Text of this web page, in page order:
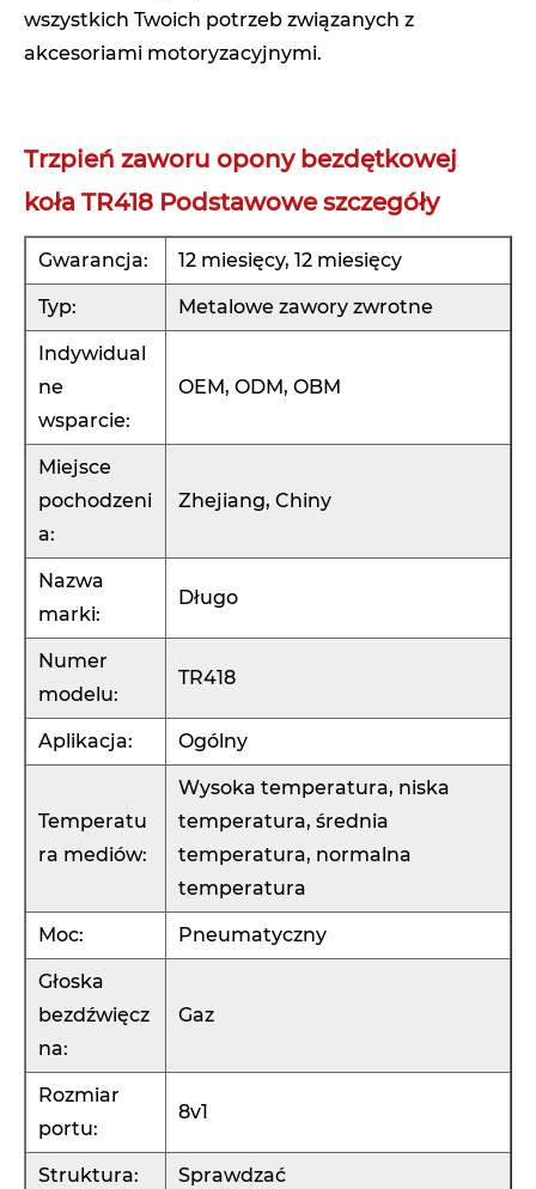
wszystkich Twoich potrzeb związanych z
akcesoriami motoryzacyjnymi.
Trzpień zaworu opony bezdętkowej
koła TR418 Podstawowe szczegóły
Gwarancja: 12 miesięcy, 12 miesięcy
Typ: Metalowe zawory zwrotne
Indywidual
ne
wsparcie:
OEM, ODM, OBM
Miejsce
pochodzeni
a:
Zhejiang, Chiny
Nazwa
marki:
Długo
Numer
modelu:
TR418
Aplikacja: Ogólny
Temperatu
ra mediów:
Wysoka temperatura, niska
temperatura, średnia
temperatura, normalna
temperatura
Moc: Pneumatyczny
Głoska
bezdźwięcz
na:
Gaz
Rozmiar
portu:
8v1
Struktura: Sprawdzać